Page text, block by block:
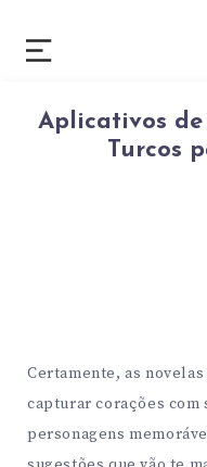
Aplicativos de
Turcos
Certamente, as
capturar corações com
personagens